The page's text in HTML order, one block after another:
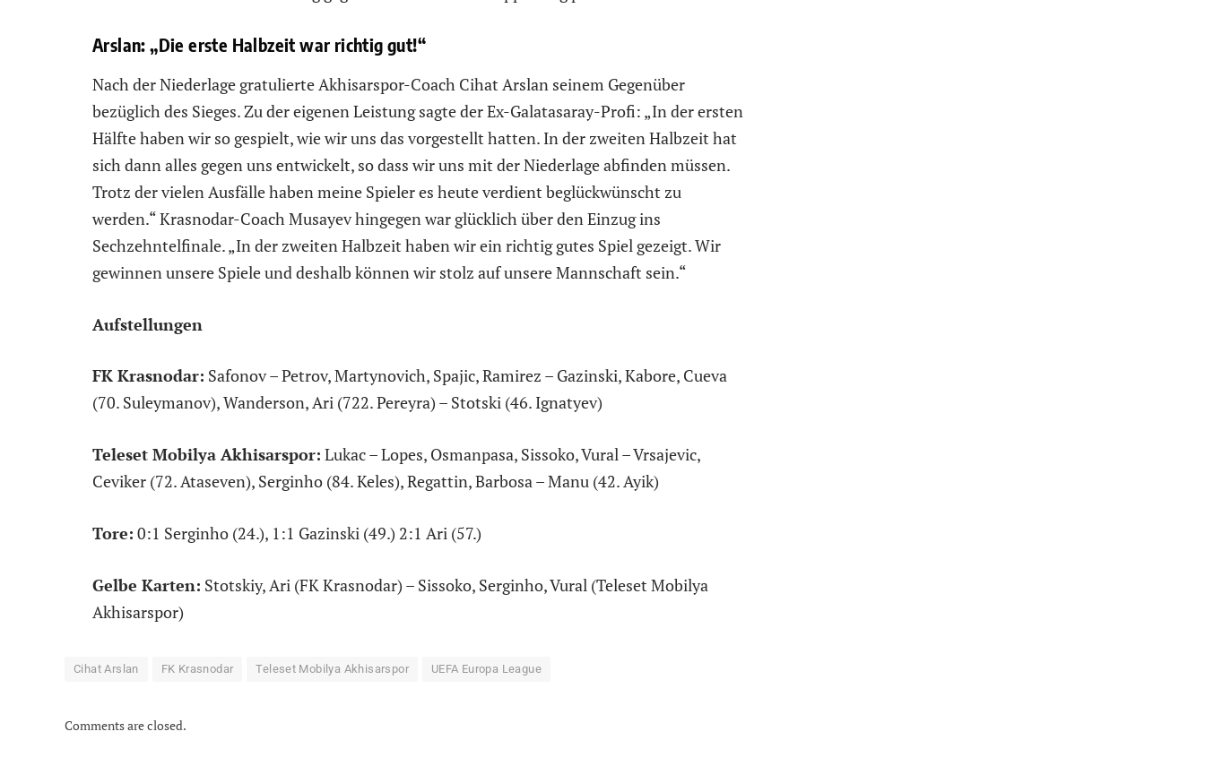
Arslan: „Die erste Halbzeit war richtig gut!“
Nach der Niederlage gratulierte Akhisarspor-Coach Cihat Arslan seinem Gegenüber
bezüglich des Sieges. Zu der eigenen Leistung sagte der Ex-Galatasaray-Profi: „In der ersten
Hälfte haben wir so gespielt, wie wir uns das vorgestellt hatten. In der zweiten Halbzeit hat
sich dann alles gegen uns entwickelt, so dass wir uns mit der Niederlage abfinden müssen.
Trotz der vielen Ausfälle haben meine Spieler es heute verdient beglückwünscht zu
werden.“ Krasnodar-Coach Musayev hingegen war glücklich über den Einzug ins
Sechzehntelfinale. „In der zweiten Halbzeit haben wir ein richtig gutes Spiel gezeigt. Wir
gewinnen unsere Spiele und deshalb können wir stolz auf unsere Mannschaft sein.“
Aufstellungen
FK Krasnodar: Safonov – Petrov, Martynovich, Spajic, Ramirez – Gazinski, Kabore, Cueva
(70. Suleymanov), Wanderson, Ari (722. Pereyra) – Stotski (46. Ignatyev)
Teleset Mobilya Akhisarspor: Lukac – Lopes, Osmanpasa, Sissoko, Vural – Vrsajevic,
Ceviker (72. Ataseven), Serginho (84. Keles), Regattin, Barbosa – Manu (42. Ayik)
Tore: 0:1 Serginho (24.), 1:1 Gazinski (49.) 2:1 Ari (57.)
Gelbe Karten: Stotskiy, Ari (FK Krasnodar) – Sissoko, Serginho, Vural (Teleset Mobilya
Akhisarspor)
Cihat Arslan FK Krasnodar Teleset Mobilya Akhisarspor UEFA Europa League
Comments are closed.